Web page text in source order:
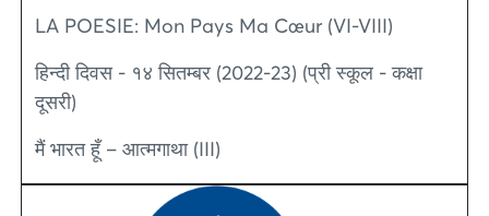
LA POESIE: Mon Pays Ma Cœur (VI-VIII)
हिन्दी दिवस - १४ सितम्बर (2022-23) (प्री स्कूल - कक्षा
दूसरी)
मैं भारत हूँ – आत्मगाथा (III)